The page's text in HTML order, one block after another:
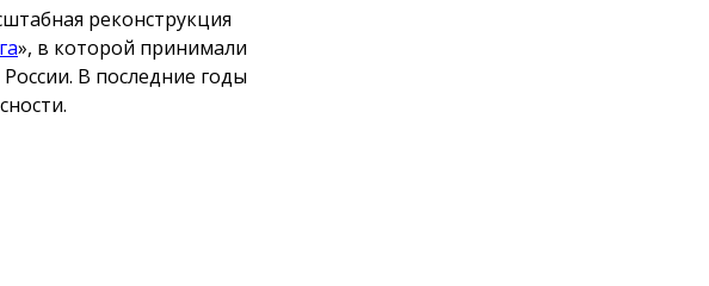
реконструкция
», в которой принимали
В последние годы